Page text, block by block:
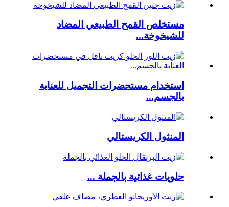
مستخلص القمح الطبيعي المضاد
للشيخوخة...
استخدام مستحضرات التجميل للعناية
بالجسم...
المنثول الكريستالي
حلويات غذائية بالجملة ...